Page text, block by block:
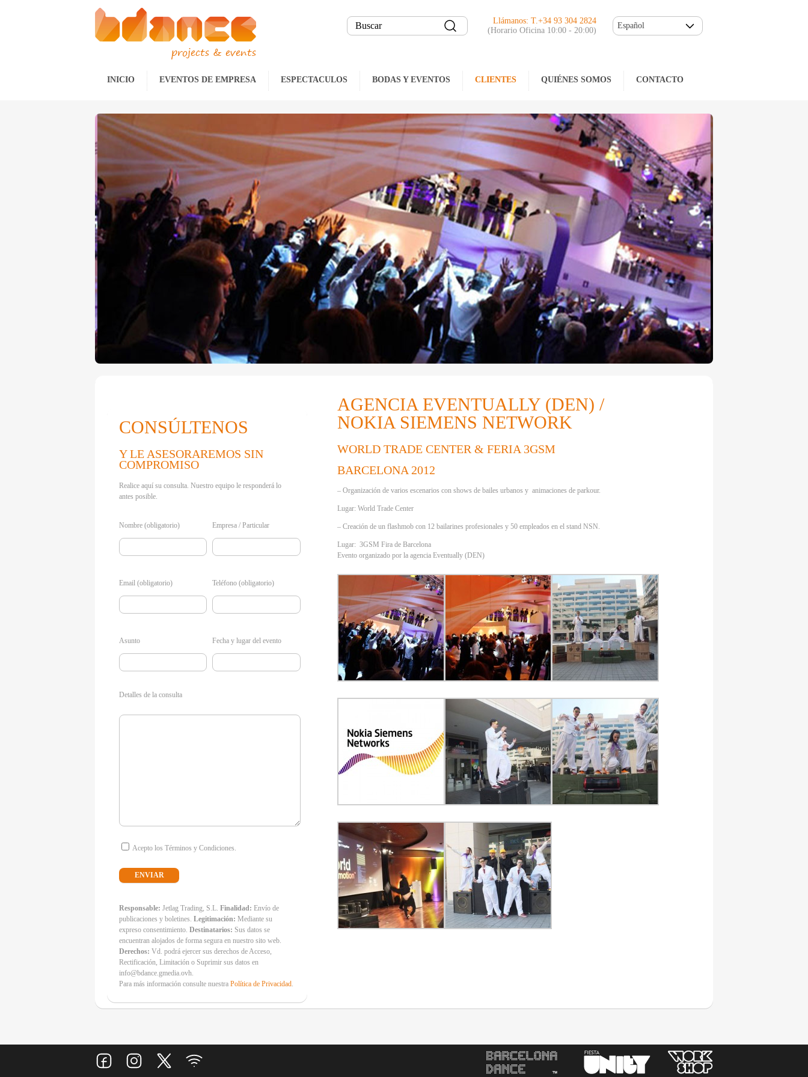
projects & events
Llámanos: T.+34 93 304 2824
(Horario Oficina 10:00 - 20:00)
Español
INICIO EVENTOS DE EMPRESA ESPECTACULOS BODAS Y EVENTOS CLIENTES QUIÉNES SOMOS CONTACTO
CONSÚLTENOS
Y LE ASESORAREMOS SIN
COMPROMISO
Realice aquí su consulta. Nuestro equipo le responderá lo
antes posible.
Nombre (obligatorio) Empresa / Particular
Email (obligatorio) Teléfono (obligatorio)
Asunto Fecha y lugar del evento
Detalles de la consulta
Acepto los Términos y Condiciones.
Responsable: Jetlag Trading, S.L. Finalidad: Envío de
publicaciones y boletines. Legitimación: Mediante su
expreso consentimiento. Destinatarios: Sus datos se
encuentran alojados de forma segura en nuestro sito web.
Derechos: Vd. podrá ejercer sus derechos de Acceso,
Rectificación, Limitación o Suprimir sus datos en
info@bdance.gmedia.ovh.
Para más información consulte nuestra Política de Privacidad
AGENCIA EVENTUALLY (DEN) /
NOKIA SIEMENS NETWORK
WORLD TRADE CENTER & FERIA 3GSM
BARCELONA 2012
– Organización de varios escenarios con shows de bailes urbanos y animaciones de parkour.
Lugar: World Trade Center
– Creación de un flashmob con 12 bailarines profesionales y 50 empleados en el stand NSN.
Lugar: 3GSM Fira de Barcelona
Evento organizado por la agencia Eventually (DEN)